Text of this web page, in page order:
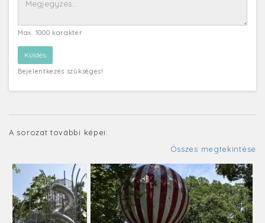
Max. 1000 karakter
Bejelentkezés szükséges!
A sorozat további képei:
Összes megtekintése